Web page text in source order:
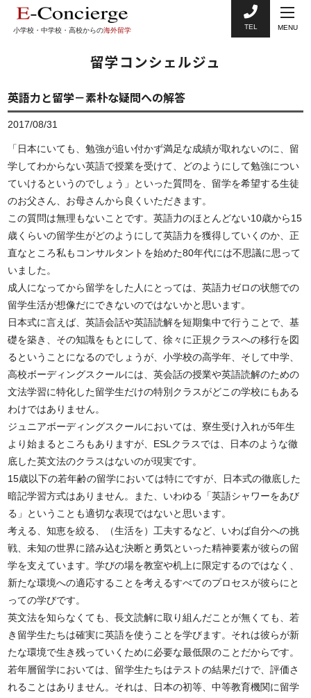
小学校・中学校・高校からの海外留学 TEL MENU
留学コンシェルジュ
英語力と留学－素朴な疑問への解答
2017/08/31
「日本にいても、勉強が追い付かず満足な成績が取れないのに、留
学してわからない英語で授業を受けて、どのようにして勉強につい
ていけるというのでしょう」といった質問を、留学を希望する生徒
のお父さん、お母さんから良くいただきます。
この質問は無理もないことです。英語力のほとんどない10歳から15
歳くらいの留学生がどのようにして英語力を獲得していくのか、正
直なところ私もコンサルタントを始めた80年代には不思議に思って
いました。
成人になってから留学をした人にとっては、英語力ゼロの状態での
留学生活が想像だにできないのではないかと思います。
日本式に言えば、英語会話や英語読解を短期集中で行うことで、基
礎を築き、その知識をもとにして、徐々に正規クラスへの移行を図
るということになるのでしょうが、小学校の高学年、そして中学、
高校ボーディングスクールには、英会話の授業や英語読解のための
文法学習に特化した留学生だけの特別クラスがどこの学校にもある
わけではありません。
ジュニアボーディングスクールにおいては、寮生受け入れが5年生
より始まるところもありますが、ESLクラスでは、日本のような徹
底した英文法のクラスはないのが現実です。
15歳以下の若年齢の留学においては特にですが、日本式の徹底した
暗記学習方式はありません。また、いわゆる「英語シャワーをあび
る」ということも適切な表現ではないと思います。
考える、知恵を絞る、（生活を）工夫するなど、いわば自分への挑
戦、未知の世界に踏み込む決断と勇気といった精神要素が彼らの留
学を支えています。学びの場を教室や机上に限定するのではなく、
新たな環境への適応することを考えるすべてのプロセスが彼らにと
っての学びです。
英文法を知らなくても、長文読解に取り組んだことが無くても、若
き留学生たちは確実に英語を使うことを学びます。それは彼らが新
たな環境で生き残っていくために必要な最低限のことだからです。
若年層留学においては、留学生たちはテストの結果だけで、評価さ
れることはありません。それは、日本の初等、中等教育機関に留学